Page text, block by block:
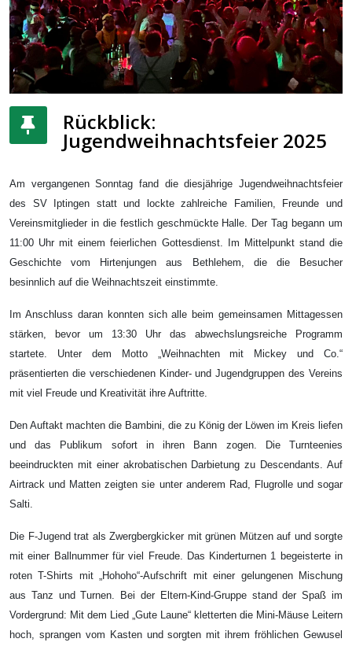
Rückblick:
Jugendweihnachtsfeier 2025
Am vergangenen Sonntag fand die diesjährige Jugendweihnachtsfeier
des SV Iptingen statt und lockte zahlreiche Familien, Freunde und
Vereinsmitglieder in die festlich geschmückte Halle. Der Tag begann um
11:00 Uhr mit einem feierlichen Gottesdienst. Im Mittelpunkt stand die
Geschichte vom Hirtenjungen aus Bethlehem, die die Besucher
besinnlich auf die Weihnachtszeit einstimmte.
Im Anschluss daran konnten sich alle beim gemeinsamen Mittagessen
stärken, bevor um 13:30 Uhr das abwechslungsreiche Programm
startete. Unter dem Motto
„Weihnachten mit Mickey und Co.“
präsentierten die verschiedenen Kinder- und Jugendgruppen des Vereins
mit viel Freude und Kreativität ihre Auftritte.
Den Auftakt machten die Bambini, die zu König der Löwen im Kreis liefen
und das Publikum sofort in ihren Bann zogen. Die Turnteenies
beeindruckten mit einer akrobatischen Darbietung zu Descendants. Auf
Airtrack und Matten zeigten sie unter anderem Rad, Flugrolle und sogar
Salti.
Die F-Jugend trat als Zwergbergkicker mit grünen Mützen auf und sorgte
mit einer Ballnummer für viel Freude. Das Kinderturnen 1 begeisterte in
roten T-Shirts mit „Hohoho“-Aufschrift mit einer gelungenen Mischung
aus Tanz und Turnen. Bei der Eltern-Kind-Gruppe stand der Spaß im
Vordergrund: Mit dem Lied „Gute Laune“ kletterten die Mini-Mäuse Leitern
hoch, sprangen vom Kasten und sorgten mit ihrem fröhlichen Gewusel